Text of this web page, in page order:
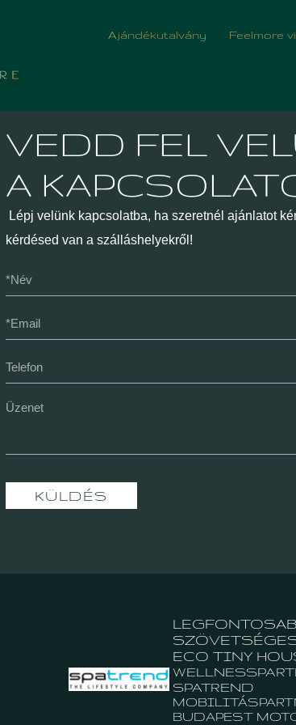
Ajándékutalvány Feelmore
VEDD FEL
A
Lépj velünk kapcsolatba, ha szeretnél ajánlatot
kérdésed van a szálláshelyekről!
KÜLDÉS
ECO TINY
SPATREND
BUDAPEST